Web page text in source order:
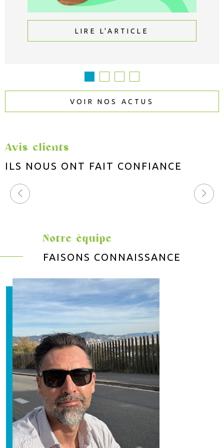
LIRE L'ARTICLE
VOIR NOS ACTUS
Avis clients
ILS NOUS ONT FAIT CONFIANCE
Notre équipe
FAISONS CONNAISSANCE